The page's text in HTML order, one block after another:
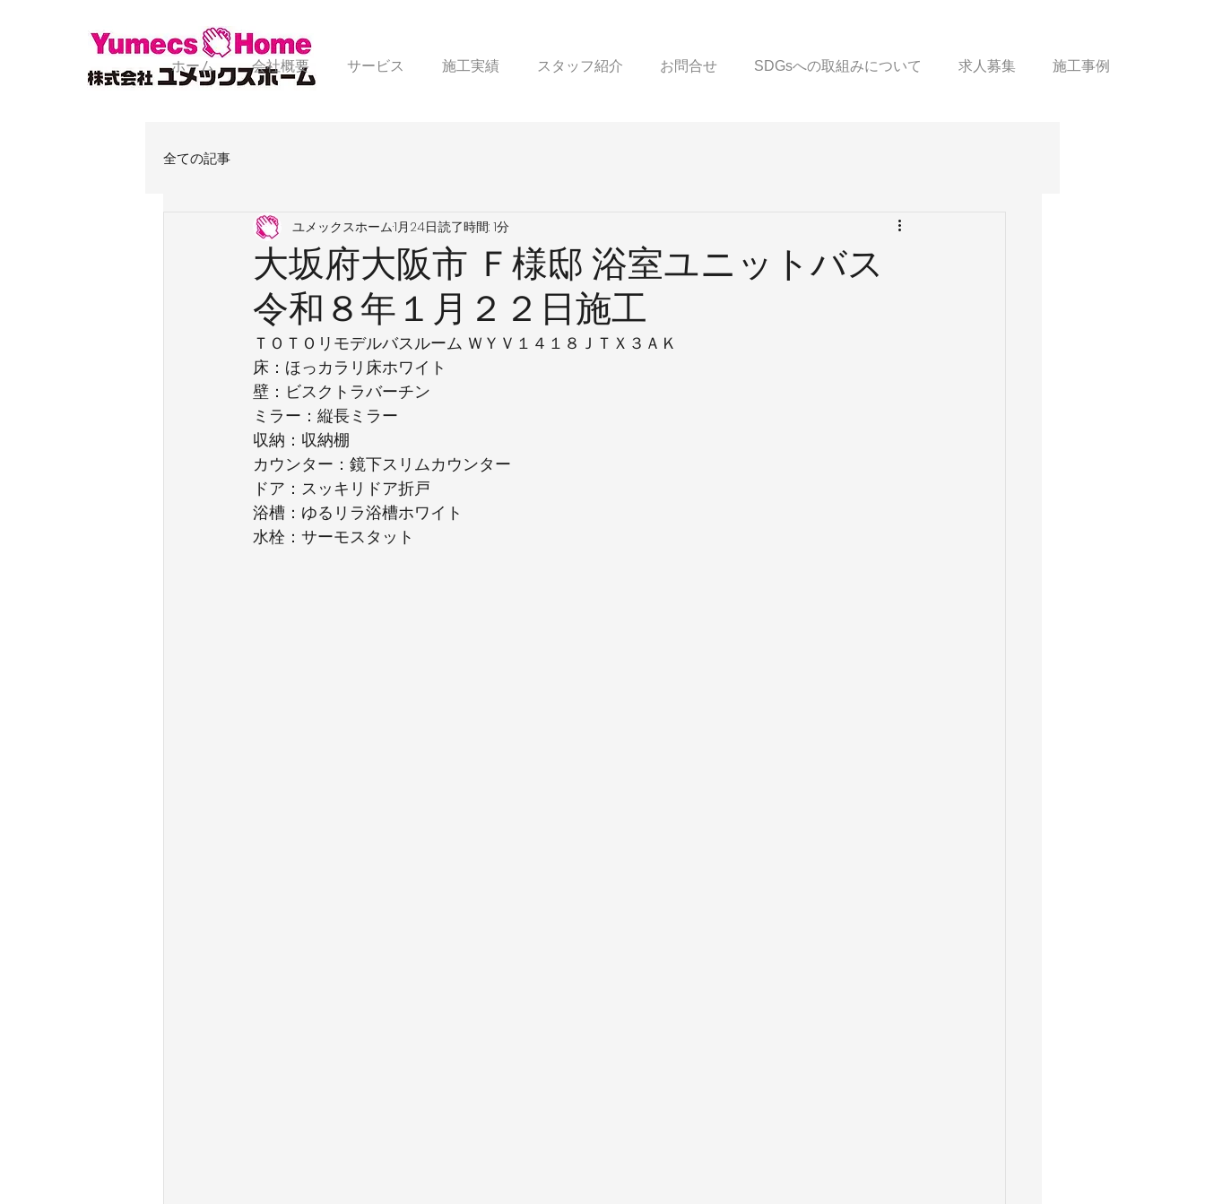
ホーム 会社概要 サービス 施工実績 スタッフ紹介 お問合せ SDGsへの取組みについて 求人募集 施工事例
全ての記事
大坂府大阪市 Ｆ様邸 浴室ユニットバス
令和８年１月２２日施工
ユメックスホーム1月24日読了時間: 1分
ＴＯＴＯリモデルバスルーム ＷＹＶ１４１８ＪＴＸ３ＡＫ
床：ほっカラリ床ホワイト
壁：ビスクトラバーチン
ミラー：縦長ミラー
収納：収納棚
カウンター：鏡下スリムカウンター
ドア：スッキリドア折戸
浴槽：ゆるリラ浴槽ホワイト
水栓：サーモスタット